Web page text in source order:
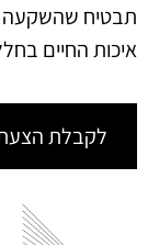
תבטיח שהשקעה
איכות החיים
לקבלת הצעת